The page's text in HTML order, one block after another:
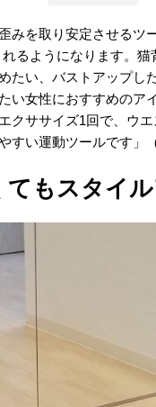
みを取り安定させるツ
るようになります。猫
たい、バストアップし
い女性におすすめのア
クササイズ1回で、ウ
すい運動ツールです」
もスタイル